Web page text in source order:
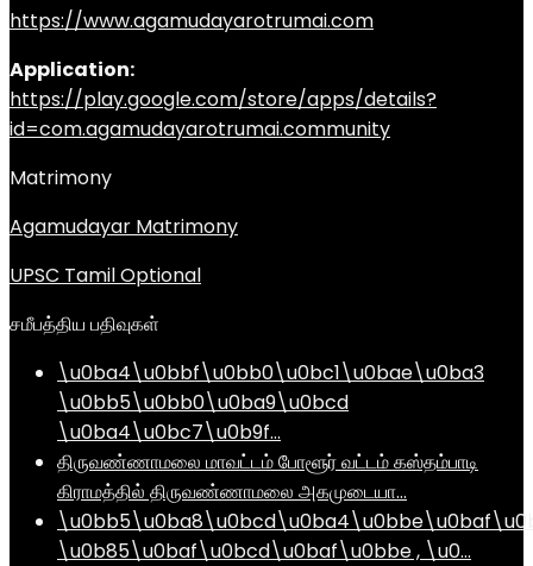
https://www.agamudayarotrumai.com
Application:
https://play.google.com/store/apps/details?
id=com.agamudayarotrumai.community
Matrimony
Agamudayar Matrimony
UPSC Tamil Optional
சமீபத்திய பதிவுகள்
\u0ba4\u0bbf\u0bb0\u0bc1\u0bae\u0ba3
\u0bb5\u0bb0\u0ba9\u0bcd
\u0ba4\u0bc7\u0b9f…
திருவண்ணாமலை மாவட்டம் போளூர் வட்டம் கஸ்தம்பாடி
கிராமத்தில் திருவண்ணாமலை அகமுடையா…
\u0b85\u0baf\u0bcd\u0baf\u0bbe , \u0…